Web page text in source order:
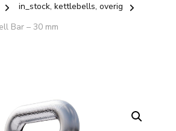
in_stock, kettlebells, overig
Bar – 30 mm